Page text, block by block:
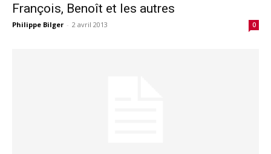
François, Benoît et les autres
Philippe Bilger - 2 avril 2013 0